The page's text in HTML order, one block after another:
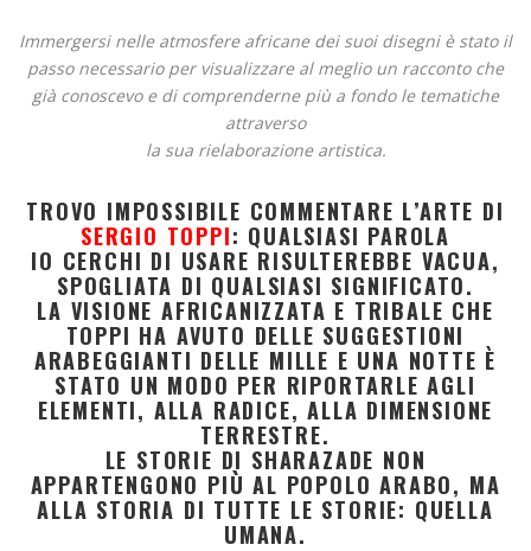
Immergersi nelle atmosfere africane dei suoi disegni è stato il
passo necessario per visualizzare al meglio un racconto che
già conoscevo e di comprenderne più a fondo le tematiche
attraverso
la sua rielaborazione artistica.
TROVO IMPOSSIBILE COMMENTARE L’ARTE DI
SERGIO TOPPI: QUALSIASI PAROLA
IO CERCHI DI USARE RISULTEREBBE VACUA,
SPOGLIATA DI QUALSIASI SIGNIFICATO.
LA VISIONE AFRICANIZZATA E TRIBALE CHE
TOPPI HA AVUTO DELLE SUGGESTIONI
ARABEGGIANTI DELLE MILLE E UNA NOTTE È
STATO UN MODO PER RIPORTARLE AGLI
ELEMENTI, ALLA RADICE, ALLA DIMENSIONE
TERRESTRE.
LE STORIE DI SHARAZADE NON
APPARTENGONO PIÙ AL POPOLO ARABO, MA
ALLA STORIA DI TUTTE LE STORIE: QUELLA
UMANA.